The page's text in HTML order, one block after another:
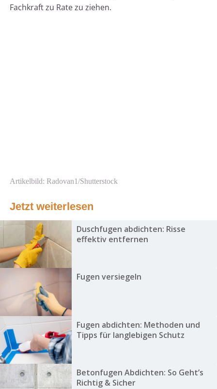
Fachkraft zu Rate zu ziehen.
Artikelbild: Radovan1/Shutterstock
Jetzt weiterlesen
Duschfugen abdichten: Risse
effektiv entfernen
Fugen versiegeln
Fugen abdichten: Methoden und
Tipps für langlebigen Schutz
Betonfugen Abdichten: So Geht’s
Richtig & Sicher